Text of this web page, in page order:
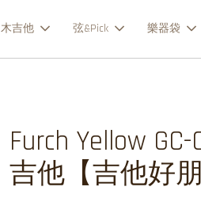
木吉他 弦&Pick 樂器袋
Furch Yellow
吉他【吉他好朋